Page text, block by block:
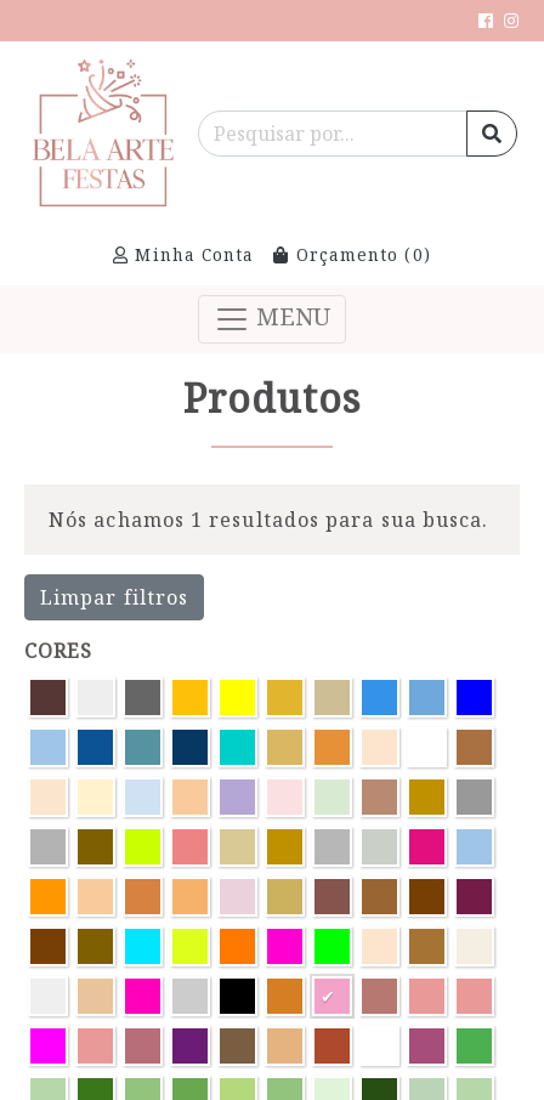
Minha Conta Orçamento (0)
MENU
Produtos
Nós achamos 1 resultados para sua busca.
Limpar filtros
CORES